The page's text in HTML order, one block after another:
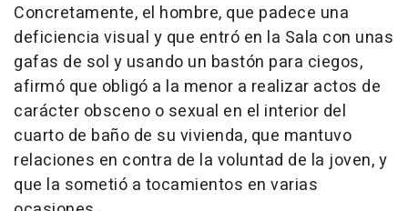
Concretamente, el hombre, que padece una
deficiencia visual y que entró en la Sala con unas
gafas de sol y usando un bastón para ciegos,
afirmó que obligó a la menor a realizar actos de
carácter obsceno o sexual en el interior del
cuarto de baño de su vivienda, que mantuvo
relaciones en contra de la voluntad de la joven, y
que la sometió a tocamientos en varias